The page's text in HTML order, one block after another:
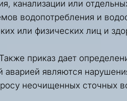
канализации или
водопотребления и
или физических лиц и
приказ дает
аварией являются
неочищенных сточных